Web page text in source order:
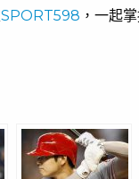
SPORT598 ，一起